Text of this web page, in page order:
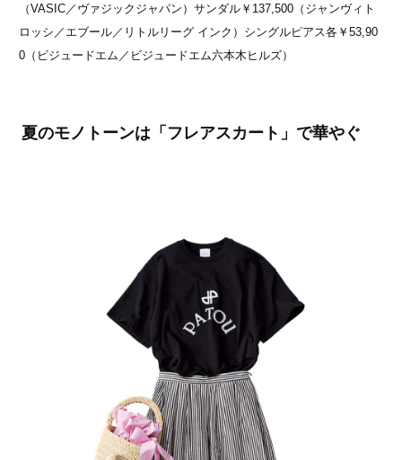
（VASIC／ヴァジックジャパン）サンダル￥137,500（ジャンヴィト
ロッシ／エブール／リトルリーグ インク）シングルピアス各￥53,90
0（ビジュードエム／ビジュードエム六本木ヒルズ）
夏のモノトーンは「フレアスカート」で華やぐ